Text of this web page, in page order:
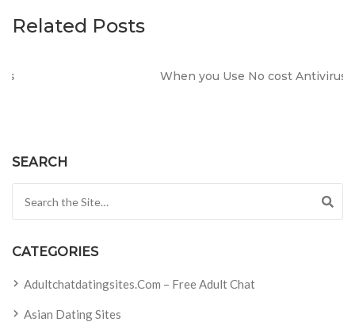
Related Posts
When you Use No cost Antivirus?
SEARCH
CATEGORIES
Adultchatdatingsites.com – Free Adult Chat
Asian Dating Sites